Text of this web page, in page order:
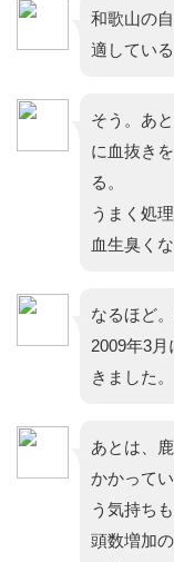
和歌山の
適している
そう。あ
に血抜き
る。
うまく処
血生臭く
なるほど
2009年3
きました。
あとは、
かかって
う気持ちも
頭数増加